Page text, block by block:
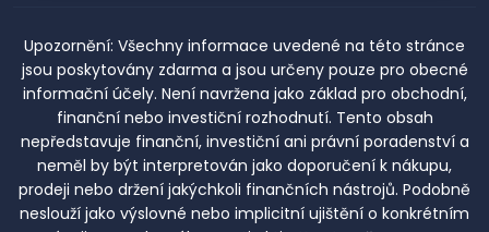
Upozornění: Všechny informace uvedené na této stránce
jsou poskytovány zdarma a jsou určeny pouze pro obecné
informační účely. Není navržena jako základ pro obchodní,
finanční nebo investiční rozhodnutí. Tento obsah
nepředstavuje finanční, investiční ani právní poradenství a
neměl by být interpretován jako doporučení k nákupu,
prodeji nebo držení jakýchkoli finančních nástrojů. Podobně
neslouží jako výslovné nebo implicitní ujištění o konkrétním